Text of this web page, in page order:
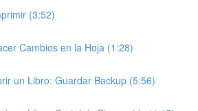
(3:52)
Cambios en la Hoja (1:28)
un Libro: Guardar Backup (5:56)